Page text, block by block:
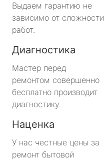
Выдаем гарантию не
зависимо от сложности
работ.
Диагностика
Мастер перед
ремонтом совершенно
бесплатно производит
диагностику.
Наценка
У нас честные цены за
ремонт бытовой